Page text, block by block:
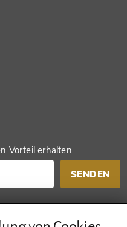
Vorteil erhalten
SENDEN